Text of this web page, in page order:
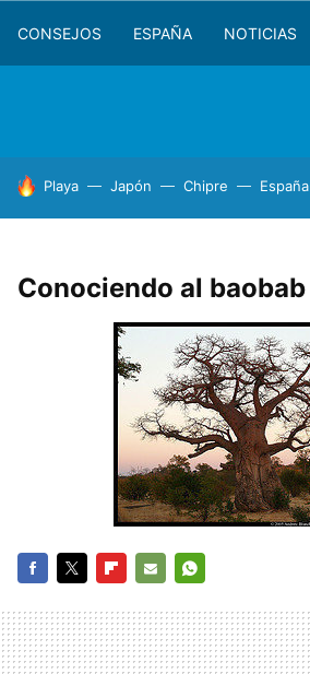
CONSEJOS ESPAÑA NOTICIAS
HOY SE HABLA DE
Playa Japón Chipre España
Conociendo al baobab
MAIL